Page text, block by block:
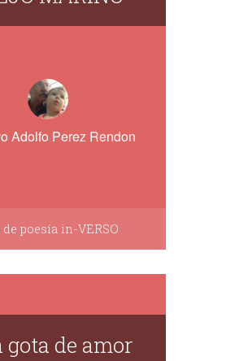
Adolfo Perez Rendon
poesía in-VERSO
gota de amor